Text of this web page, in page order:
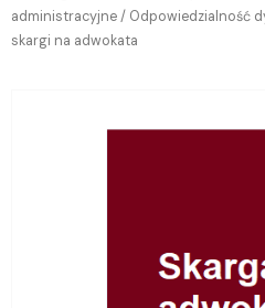
administracyjne/ Odpowiedzialność
skargi na adwokata